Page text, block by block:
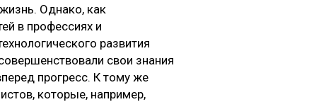
Однако, как
в профессиях и
развития
свои знания
прогресс. К тому же
которые, например,